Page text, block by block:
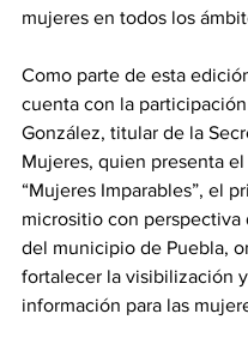
mujeres en todos los
Como parte de esta
cuenta con la
González, titular de la
Mujeres, quien presenta
“Mujeres Imparables”, el
micrositio con perspectiva
del municipio de Puebla,
fortalecer la visibilización
información para las